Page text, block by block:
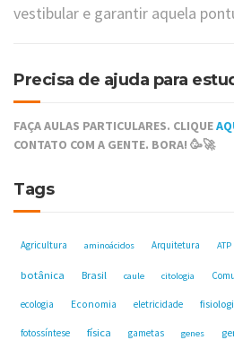
vestibular e garantir aquela
Precisa de ajuda para
FAÇA AULAS PARTICULARES. CLIQUE
CONTATO COM A GENTE. BORA! 🥳🚀
Tags
Agricultura aminoácidos Arquitetura ATP
botânica Brasil caule citologia
ecologia Economia eletricidade
fotossíntese física gametas genes